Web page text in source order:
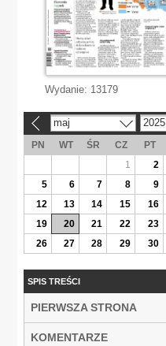
Wydanie: 13179
maj 2025
PN WT ŚR CZ PT
1
2
5
6 7 8 9
12
13 14 15 16
19
20 21 22 23
26
27 28 29 30
SPIS TREŚCI
PIERWSZA STRONA
KOMENTARZE